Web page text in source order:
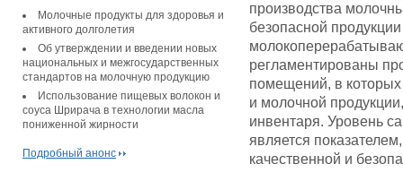
Молочные продукты для здоровья и
активного долголетия
Об утверждении и введении новых
национальных и межгосударственных
стандартов на молочную продукцию
Использование пищевых волокон и
соуса Шрирача в технологии масла
пониженной жирности
Подробный анонс
производства
безопасной
регламентированы
помещений, в которых
и молочной
инвентаря. Уровень
является
качественной и